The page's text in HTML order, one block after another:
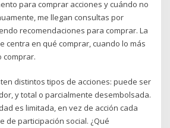
para comprar acciones y cuándo no
me llegan consultas por
recomendaciones para comprar. La
centra en qué comprar, cuando lo más
comprar.
distintos tipos de acciones: puede ser
y total o parcialmente desembolsada.
es limitada, en vez de acción cada
de participación social. ¿Qué